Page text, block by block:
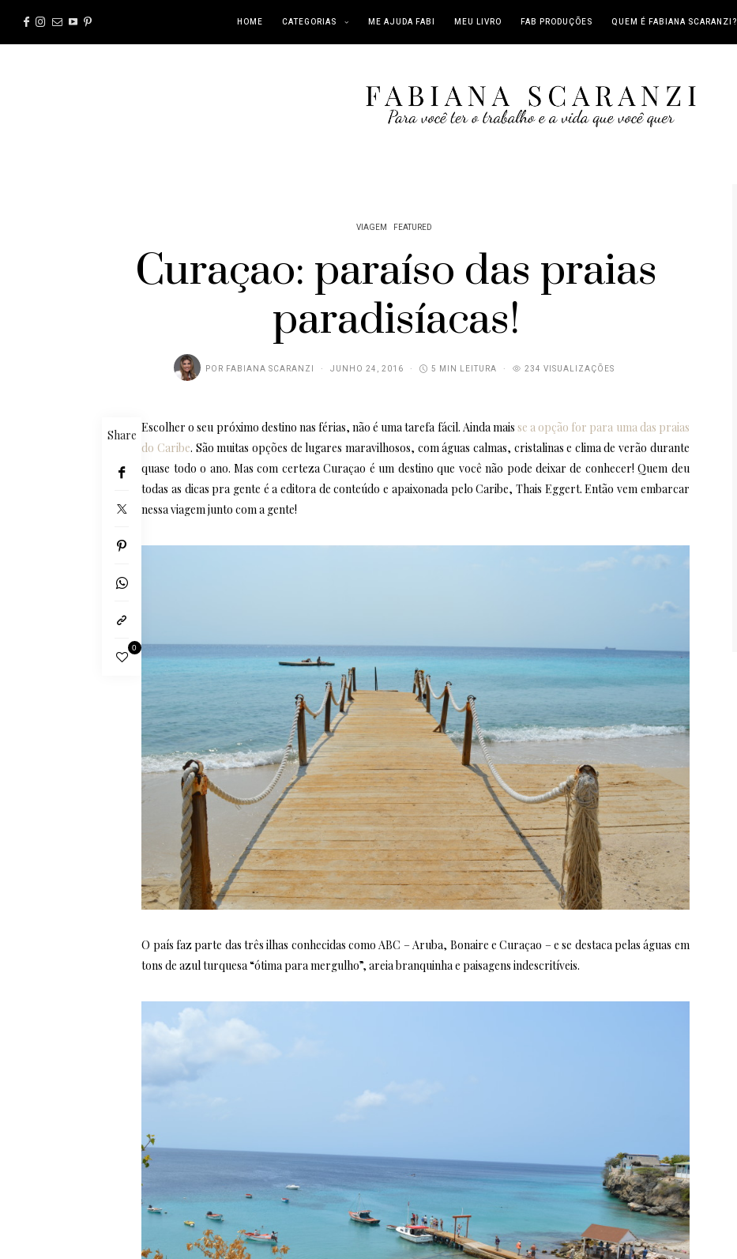
HOME CATEGORIAS ME AJUDA FABI MEU LIVRO FAB PRODUÇÕES QUEM É FABIANA SCARANZI?
VIAGEM FEATURED
Curaçao: paraíso das praias
paradisíacas!
POR FABIANA SCARANZI JUNHO 24, 2016 5 MIN LEITURA 234 VISUALIZAÇÕES
Share
0
Escolher o seu próximo destino nas férias, não é uma tarefa fácil. Ainda mais se a opção for para uma das praias
do Caribe. São muitas opções de lugares maravilhosos, com águas calmas, cristalinas e clima de verão durante
quase todo o ano. Mas com certeza Curaçao é um destino que você não pode deixar de conhecer! Quem deu
todas as dicas pra gente é a editora de conteúdo e apaixonada pelo Caribe, Thais Eggert. Então vem embarcar
nessa viagem junto com a gente!
O país faz parte das três ilhas conhecidas como ABC – Aruba, Bonaire e Curaçao – e se destaca pelas águas em
tons de azul turquesa “ótima para mergulho”, areia branquinha e paisagens indescritíveis.